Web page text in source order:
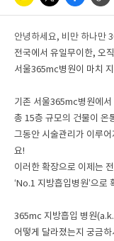
안녕하세요, 비만 하나만
전국에서 유일무이한, 오
서울365mc병원이 마치
기존 서울365mc병원에
총 15층 규모의 건물이 온
그동안 시술관리가 이루
요!
이러한 확장으로 이제는
‘No.1 지방흡입병원’으로
365mc 지방흡입 병원
어떻게 달라졌는지 궁금하